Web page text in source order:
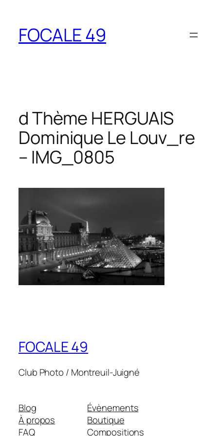
contenu
FOCALE 49
d Thème HERGUAIS
Dominique Le Louv_re
– IMG_0805
FOCALE 49
Club Photo / Montreuil-Juigné
Blog
À propos
FAQ
Évènements
Boutique
Compositions